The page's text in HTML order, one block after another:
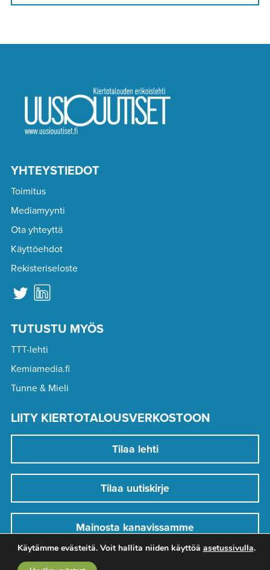
YHTEYSTIEDOT
Toimitus
Mediamyynti
Ota yhteyttä
Käyttöehdot
Rekisteriseloste
TUTUSTU MYÖS
TTT-lehti
Kemiamedia.fi
Tunne & Mieli
LIITY KIERTOTALOUSVERKOSTOON
Tilaa lehti
Tilaa uutiskirje
Mainosta kanavissamme
Käytämme evästeitä. Voit hallita niiden käyttöä asetussivulla.